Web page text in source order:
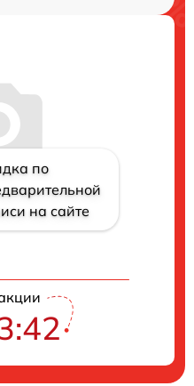
по
на сайте